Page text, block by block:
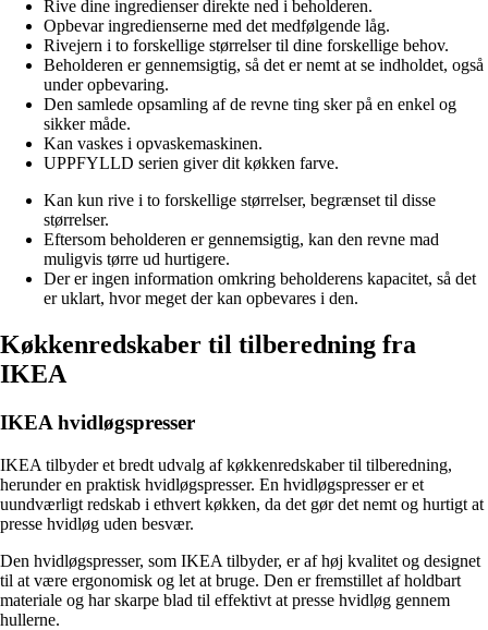
Rive dine ingredienser direkte ned i beholderen.
Opbevar ingredienserne med det medfølgende låg.
Rivejern i to forskellige størrelser til dine forskellige behov.
Beholderen er gennemsigtig, så det er nemt at se indholdet, også
under opbevaring.
Den samlede opsamling af de revne ting sker på en enkel og
sikker måde.
Kan vaskes i opvaskemaskinen.
UPPFYLLD serien giver dit køkken farve.
Kan kun rive i to forskellige størrelser, begrænset til disse
størrelser.
Eftersom beholderen er gennemsigtig, kan den revne mad
muligvis tørre ud hurtigere.
Der er ingen information omkring beholderens kapacitet, så det
er uklart, hvor meget der kan opbevares i den.
Køkkenredskaber til tilberedning fra
IKEA
IKEA hvidløgspresser
IKEA tilbyder et bredt udvalg af køkkenredskaber til tilberedning,
herunder en praktisk hvidløgspresser. En hvidløgspresser er et
uundværligt redskab i ethvert køkken, da det gør det nemt og hurtigt at
presse hvidløg uden besvær.
Den hvidløgspresser, som IKEA tilbyder, er af høj kvalitet og designet
til at være ergonomisk og let at bruge. Den er fremstillet af holdbart
materiale og har skarpe blad til effektivt at presse hvidløg gennem
hullerne.